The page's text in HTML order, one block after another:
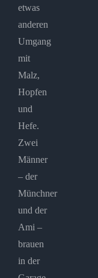
etwas
anderen
Umgang
mit
Malz,
Hopfen
und
Hefe.
Zwei
Männer
– der
Münchner
und der
Ami –
brauen
in der